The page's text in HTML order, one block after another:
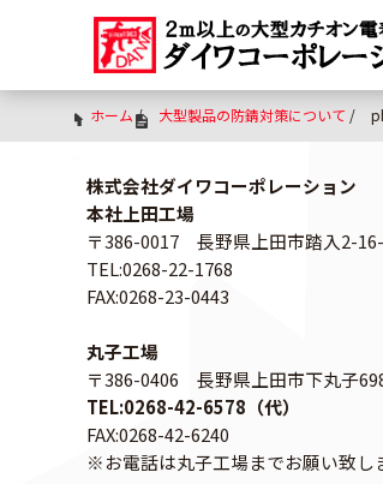
ホーム/ 大型製品の防錆対策について /
株式会社ダイワコーポレーション
本社上田工場
〒386-0017 長野県上田市踏入2-
TEL:0268-22-1768
FAX:0268-23-0443
丸子工場
〒386-0406 長野県上田市下丸子
TEL:0268-42-6578（代）
FAX:0268-42-6240
※お電話は丸子工場までお願い致し